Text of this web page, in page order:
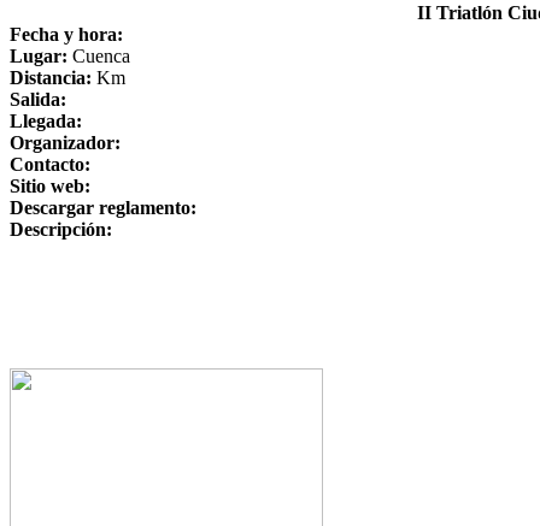
II Triatlón
Fecha y hora:
Lugar: Cuenca
Distancia: Km
Salida:
Llegada:
Organizador:
Contacto:
Sitio web:
Descargar reglamento:
Descripción: